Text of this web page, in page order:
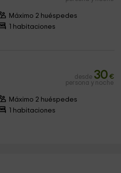
Máximo 2 huéspedes
1 habitaciones
desde 30 €
persona y noche
Máximo 2 huéspedes
1 habitaciones